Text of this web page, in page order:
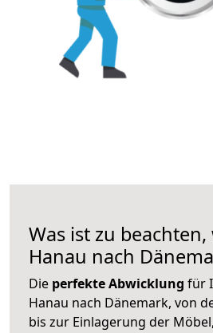
Was ist zu
Hanau nach
Die perfekte Abwicklung für
Hanau nach Dänemark, von
bis zur Einlagerung der